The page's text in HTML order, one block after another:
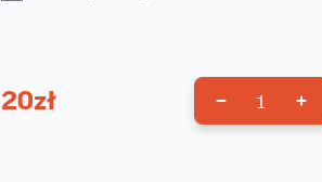
20zł 1